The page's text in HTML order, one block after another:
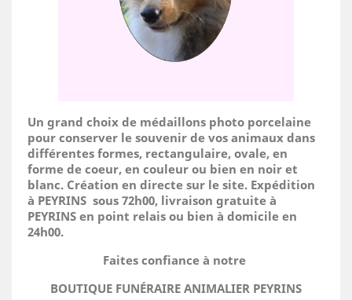
Un grand choix de médaillons photo porcelaine
pour conserver le souvenir de vos animaux dans
différentes formes, rectangulaire, ovale, en
forme de coeur, en couleur ou bien en noir et
blanc. Création en directe sur le site. Expédition
à PEYRINS sous 72h00, livraison gratuite à
PEYRINS en point relais ou bien à domicile en
24h00.
Faites confiance à notre
BOUTIQUE FUNÉRAIRE ANIMALIER PEYRINS